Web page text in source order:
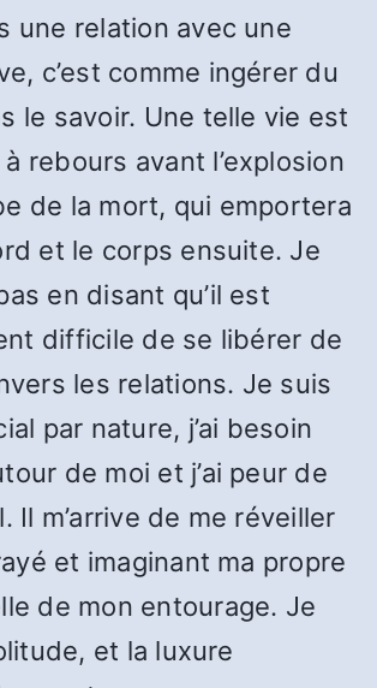
une relation avec une
c’est comme ingérer du
le savoir. Une telle vie est
rebours avant l’explosion
de la mort, qui emportera
et le corps ensuite. Je
en disant qu’il est
difficile de se libérer de
les relations. Je suis
par nature, j’ai besoin
de moi et j’ai peur de
Il m’arrive de me réveiller
et imaginant ma propre
de mon entourage. Je
et la luxure